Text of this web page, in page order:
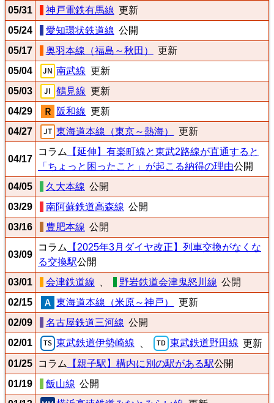
05/31
神戸電鉄有馬線 更新
05/24
愛知環状鉄道線 公開
05/17
奥羽本線（福島～秋田）
更新
05/04
南武線 更新
05/03
鶴見線 更新
04/29
阪和線 更新
04/27
東海道本線（東京～熱海） 更新
04/17
コラム
【延伸】有楽町線と東武2路線が直通すると
「ちょっと困ったこと」が起こる納得の理由公開
04/05
久大本線 公開
03/29
南阿蘇鉄道高森線 公開
03/16
豊肥本線 公開
03/09
コラム
【2025年3月ダイヤ改正】列車交換がなくな
る交換駅公開
03/01
会津鉄道線 野岩鉄道会津鬼怒川線 公開
02/15
東海道本線（米原～神戸）
更新
02/09
名古屋鉄道三河線 公開
02/01
東武鉄道伊勢崎線 東武鉄道野田線 更新
01/25
コラム 【親子駅】構内に別の駅がある駅公開
01/19
飯山線 公開